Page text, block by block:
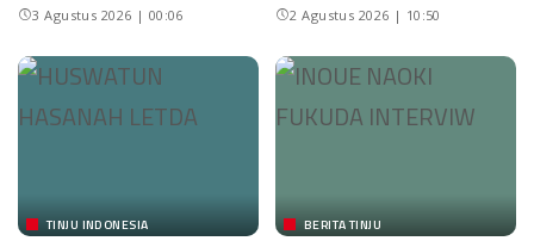
3 Agustus 2026 | 00:06 2 Agustus 2026 | 10:50
TINJU INDONESIA BERITA TINJU